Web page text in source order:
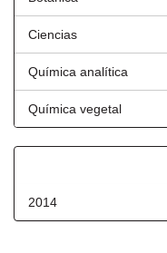
Ciencias
Química analítica
Química vegetal
2014